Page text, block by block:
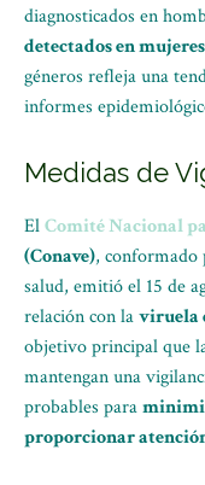
diagnosticados en
detectados en mujeres
géneros refleja una
informes
Medidas de
ElComité Nacional
(Conave), conformado
salud, emitió el 15 de
relación con laviruela
objetivo principal que
mantengan una
probables para
proporcionar